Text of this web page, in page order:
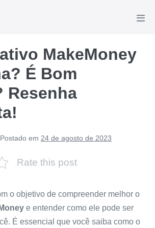
MakeMoney
É Bom
Resenha
Postado em 24 de agosto de 2023
Rate this post
o objetivo de compreender melhor o
e entender como ele pode ser
É essencial que você saiba como o